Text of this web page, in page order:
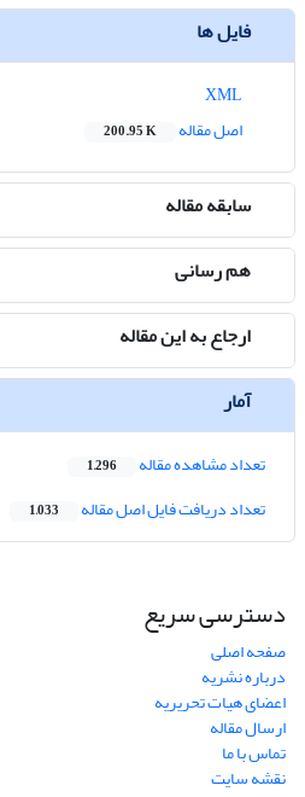
فایل ها
اصل مقاله
200.95 K
سابقه مقاله
هم رسانی
ارجاع به این مقاله
آمار
تعداد مشاهده مقاله 1,296
تعداد دریافت فایل اصل مقاله 1,033
دسترسی سریع
صفحه اصلی
درباره نشریه
اعضای هیات تحریریه
ارسال مقاله
تماس با ما
نقشه سایت